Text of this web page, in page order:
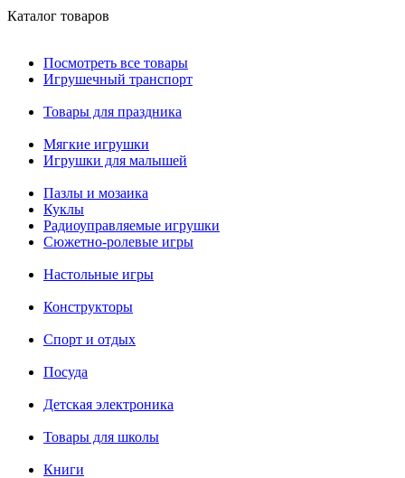
Каталог товаров
Посмотреть все товары
Игрушечный транспорт
Товары для праздника
Мягкие игрушки
Игрушки для малышей
Пазлы и мозаика
Куклы
Радиоуправляемые игрушки
Сюжетно-ролевые игры
Настольные игры
Конструкторы
Спорт и отдых
Посуда
Детская электроника
Товары для школы
Книги